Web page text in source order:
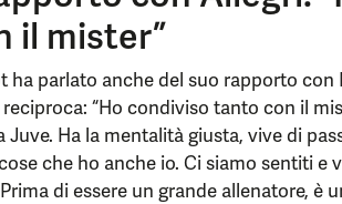
il mister”
ha parlato anche del suo rapporto
“Ho condiviso tanto con il
Juve. Ha la mentalità giusta, vive di
che ho anche io. Ci siamo sentiti e
di essere un grande allenatore, è